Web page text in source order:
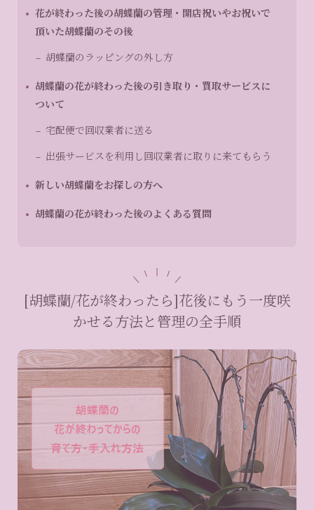
花が終わった後の胡蝶蘭の管理・開店祝いやお祝いで
頂いた胡蝶蘭のその後
胡蝶蘭のラッピングの外し方
胡蝶蘭の花が終わった後の引き取り・買取サービスに
ついて
宅配便で回収業者に送る
出張サービスを利用し回収業者に取りに来てもらう
新しい胡蝶蘭をお探しの方へ
胡蝶蘭の花が終わった後のよくある質問
[胡蝶蘭/花が終わったら]花後にもう一度咲
かせる方法と管理の全手順